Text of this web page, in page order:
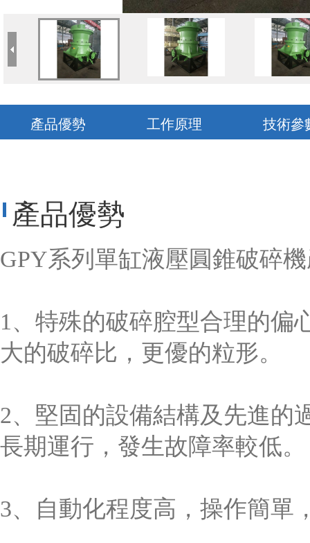
產品優勢 工作原理 技術參
產品優勢
GPY系列單缸液壓圓錐破碎
1、特殊的破碎腔型合理的偏
大的破碎比，更優的粒形。
2、堅固的設備結構及先進的
長期運行，發生故障率較低。
3、自動化程度高，操作簡單